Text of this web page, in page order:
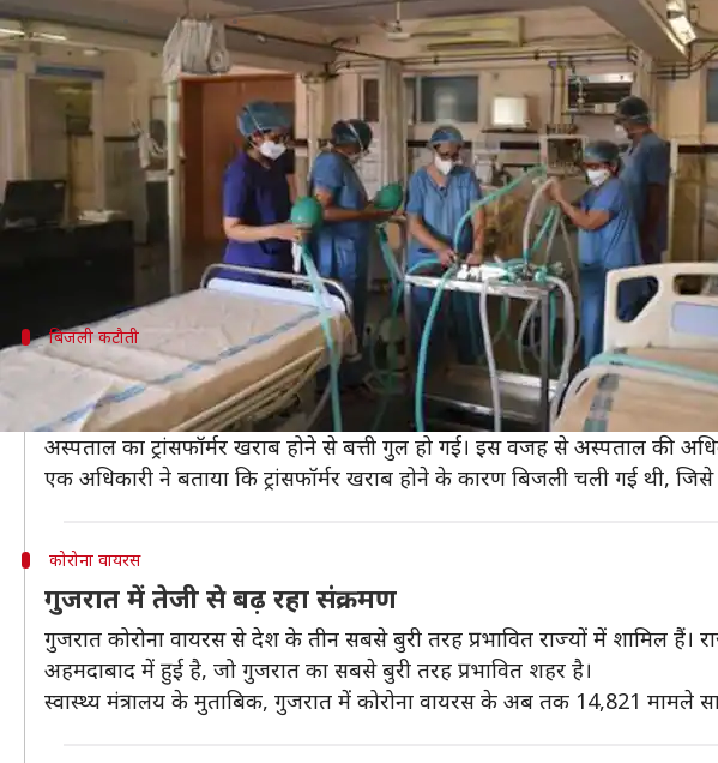
लेखन प्रमोद कुमार May 27, 2020 12:19 pm
क्या है खबर?
गुजरात के वडोदरा में कोरोना वायरस (COVID-19) अस्पताल में मंगलवार को
इस दौरान वहां भर्ती मरीजों का बुरा हाल हो गया। बिजली आती न देख मरीजों
वडोदरा के गंगोत्री इलाके में मौजूद गुजरात मेडिकल एजुकेशन रिसर्च सोसायटी
पर थे।
बिजली कटौती
वेंटिलेटर पर थे छह मरीज
मीडिया रिपोर्ट्स के मुताबिक, जिस समय बिजली कटौती हुई उस वक्त 12 कोरोना
अस्पताल का ट्रांसफॉर्मर खराब होने से बत्ती गुल हो गई। इस वजह से अस्पताल की
एक अधिकारी ने बताया कि ट्रांसफॉर्मर खराब होने के कारण बिजली चली गई थी,
कोरोना वायरस
गुजरात में तेजी से बढ़ रहा संक्रमण
गुजरात कोरोना वायरस से देश के तीन सबसे बुरी तरह प्रभावित राज्यों में
अहमदाबाद में हुई है, जो गुजरात का सबसे बुरी तरह प्रभावित शहर है।
स्वास्थ्य मंत्रालय के मुताबिक, गुजरात में कोरोना वायरस के अब तक 14,821